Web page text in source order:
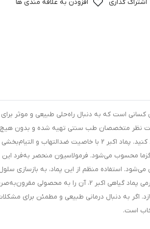
اشتراک گذاری افزودن به علاقه مندی ها
وزن 30 گرم، انتخابی ایده‌آل برای کسانی است که به دنبال راه‌حلی طبیعی و
تحت نظر متخصصان طب سنتی تهیه شده و بدون
مواد شیمیایی مضر، به شما کمک می‌کند تا سلامت و شادابی پوست خود را حفظ کنید. پماد اکبر 2 با خاصیت ضدالتهاب و
محسوب می‌شود. فرمولاسیون منحصر به‌فرد این
استفاده منظم از این پماد، به بازسازی
آسیب‌دیده کمک کرده و لطافت و نرمی پوست را به شما بازمی‌گرداند. حجم 30 گرمی پماد گیاهی اکبر 2، آن را به
اگر به دنبال درمانی طبیعی و مطمئن برای